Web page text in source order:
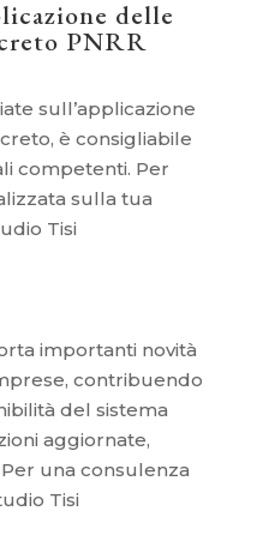
delle
PNRR
sull’applicazione
è consigliabile
competenti. Per
sulla tua
Tisi
importanti novità
contribuendo
del sistema
aggiornate,
una consulenza
Tisi